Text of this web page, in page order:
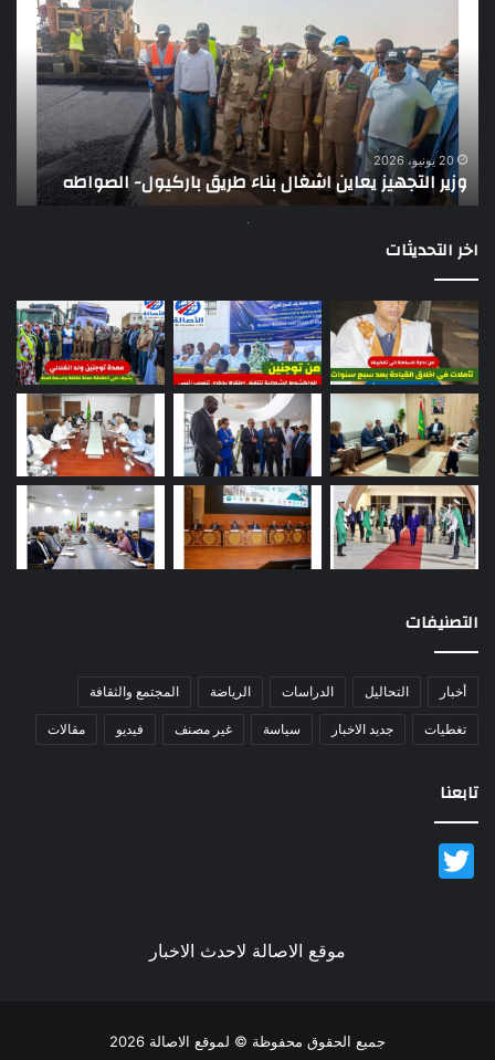
اشغال
بناء
طريق
باركيول-
الصواطه
20 يونيو، 2026
وزير التجهيز يعاين اشغال بناء طريق باركيول- الصواطه
اخر التحديثات
التصنيفات
أخبار التحاليل الدراسات الرياضة المجتمع والثقافة
تغطيات جديد الاخبار سياسة غير مصنف فيديو مقالات
تابعنا
موقع الاصالة لاحدث الاخبار
جميع الحقوق محفوظة © لموقع الاصالة 2026